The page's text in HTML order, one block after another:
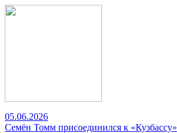
05.06.2026
Семён Томм присоединился к «Кузбассу»